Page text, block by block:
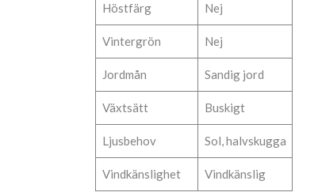
Höstfärg Nej
Vintergrön Nej
Jordmån Sandig jord
Växtsätt Buskigt
Ljusbehov Sol, halvskugga
Vindkänslighet Vindkänslig